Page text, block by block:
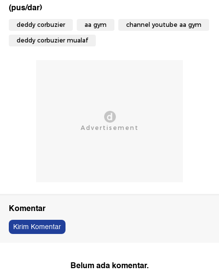
(pus/dar)
deddy corbuzier aa gym channel youtube aa gym
deddy corbuzier mualaf
Komentar
Kirim Komentar
Belum ada komentar.